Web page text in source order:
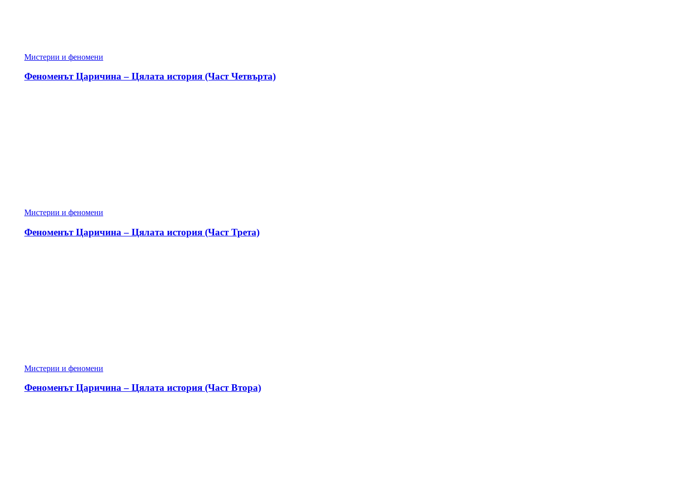
Мистерии и феномени
Феноменът Царичина – Цялата история (Част Четвърта)
Мистерии и феномени
Феноменът Царичина – Цялата история (Част Трета)
Мистерии и феномени
Феноменът Царичина – Цялата история (Част Втора)